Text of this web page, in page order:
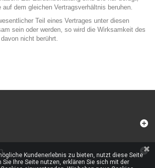
auf dem gleichen Vertragsverhältnis beruhen.
Teil eines Vertrages unter diesen
sein oder werden, so wird die Wirksamkeit des
nicht berührt.
Kundenerlebnis zu bieten, nutzt diese Seite
Sie Ihre Seite nutzen, erklären Sie sich mit der